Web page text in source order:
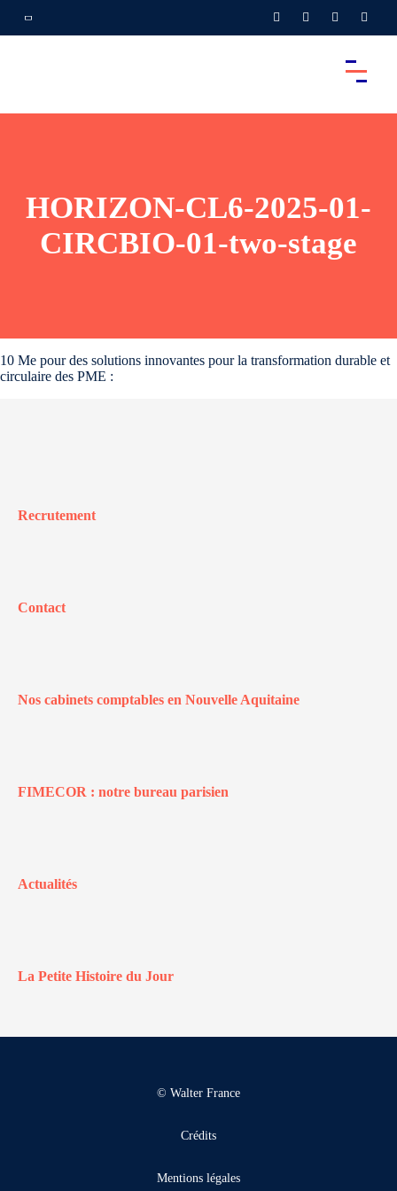
HORIZON-CL6-2025-01-
CIRCBIO-01-two-stage
10 Me pour des solutions innovantes pour la transformation durable et
circulaire des PME :
Recrutement
Contact
Nos cabinets comptables en Nouvelle Aquitaine
FIMECOR : notre bureau parisien
Actualités
La Petite Histoire du Jour
© Walter France
Crédits
Mentions légales